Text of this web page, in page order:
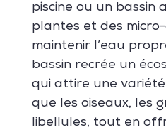
piscine ou un bassin
plantes et des
maintenir l’eau
bassin recrée un
qui attire une variété
que les oiseaux, les
libellules, tout en